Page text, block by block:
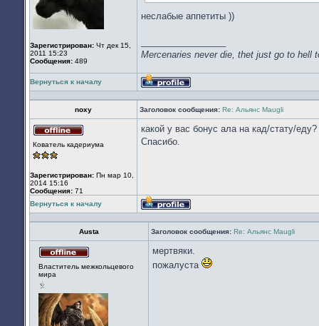
Зарегистрирован: Чт дек 15,
2011 15:23
Сообщения: 489
неслабые аппетиты ))
Mercenaries never die, thet just go to hell
Вернуться к началу
Профиль
noxy Заголовок сообщения: Re: Альянс Maugli
в
Кователь кадериума
Зарегистрирован: Пн мар 10,
2014 15:16
Сообщения: 71
какой у вас бонус ала на кад/стату/
Спасибо.
Вернуться к началу
Профиль
Austa Заголовок сообщения: Re: Альянс Maugli
в
Властитель межкольцевого
мира
мертвяки.
пожалуста